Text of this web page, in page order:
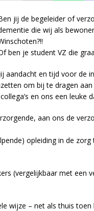
jij de begeleider of
die wij als
ben je student VZ die
aandacht en tijd voor de
om bij te dragen
en ons een leuke
aan ons de
opleiding in de
(vergelijkbaar met een
wijze – net als thuis toen